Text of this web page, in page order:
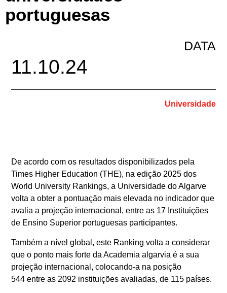
portuguesas
DATA
11.10.24
Universidade
De acordo com os resultados disponibilizados pela
Times Higher Education (THE), na edição 2025 dos
World University Rankings, a Universidade do Algarve
volta a obter a pontuação mais elevada no indicador que
avalia a projeção internacional, entre as 17 Instituições
de Ensino Superior portuguesas participantes.
Também a nível global, este Ranking volta a considerar
que o ponto mais forte da Academia algarvia é a sua
projeção internacional, colocando-a na posição
544 entre as 2092 instituições avaliadas, de 115 países.